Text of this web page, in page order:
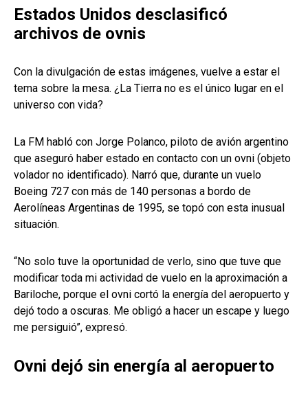
Estados Unidos desclasificó
archivos de ovnis
Con la divulgación de estas imágenes, vuelve a estar el
tema sobre la mesa. ¿La Tierra no es el único lugar en el
universo con vida?
La FM habló con Jorge Polanco, piloto de avión argentino
que aseguró haber estado en contacto con un ovni (objeto
volador no identificado). Narró que, durante un vuelo
Boeing 727 con más de 140 personas a bordo de
Aerolíneas Argentinas de 1995, se topó con esta inusual
situación.
“No solo tuve la oportunidad de verlo, sino que tuve que
modificar toda mi actividad de vuelo en la aproximación a
Bariloche, porque el ovni cortó la energía del aeropuerto y
dejó todo a oscuras. Me obligó a hacer un escape y luego
me persiguió”, expresó.
Ovni dejó sin energía al aeropuerto